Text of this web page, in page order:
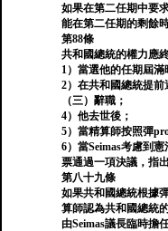
如果在第二任期中要
能在第二任期的剩餘
第88條
共和國總統的權力應
1）當選他的任期屆滿
2）在共和國總統提前
（三）辭職；
4）他去世後；
5）當精算師按照彈
6）當Seimas考慮到
票通過一項決議，指
第八十九條
如果共和國總統根據
算師認為共和國總統
由Seimas議長臨時擔